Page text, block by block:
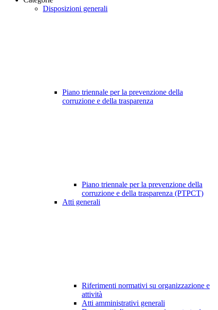
Disposizioni generali
Piano triennale per la prevenzione della
corruzione e della trasparenza
Piano triennale per la prevenzione della
corruzione e della trasparenza (PTPCT)
Atti generali
Riferimenti normativi su organizzazione e
attività
Atti amministrativi generali